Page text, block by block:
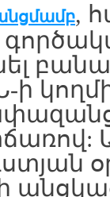
,
ի